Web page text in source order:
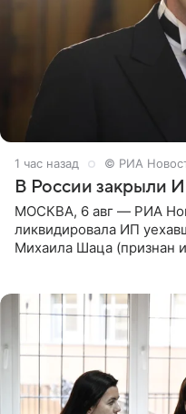
1 час назад © РИА
В России закрыли
МОСКВА, 6 авг — РИА
ликвидировала ИП
Михаила Шаца (признан